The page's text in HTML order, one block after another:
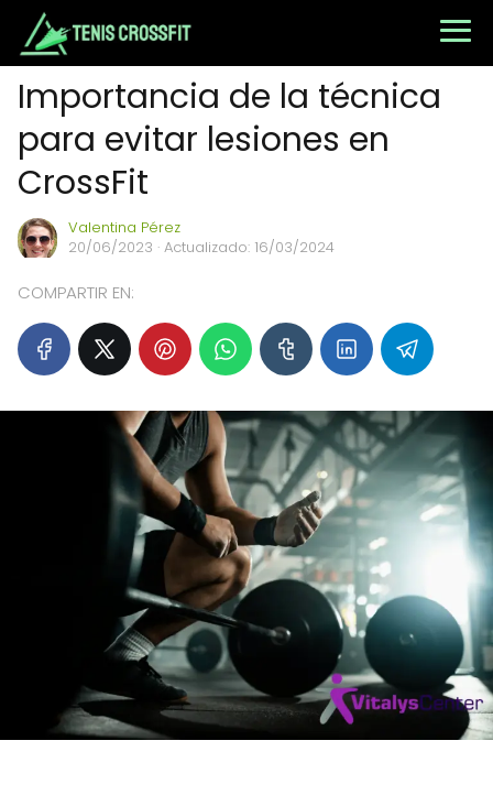
Importancia de la técnica
para evitar lesiones en
CrossFit
Valentina Pérez
20/06/2023 · Actualizado: 16/03/2024
COMPARTIR EN: